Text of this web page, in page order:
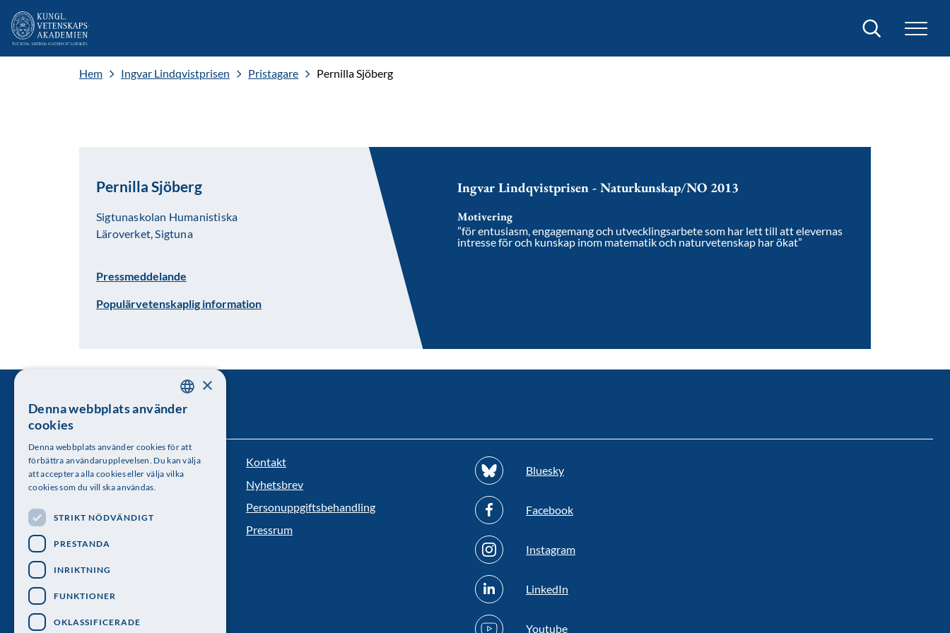
Sök
Hem Ingvar Lindqvistprisen Pristagare Pernilla Sjöberg
Pernilla Sjöberg
Sigtunaskolan Humanistiska
Läroverket, Sigtuna
Ingvar Lindqvistprisen - Naturkunskap/NO 2013
Motivering
”för entusiasm, engagemang och utvecklingsarbete som har lett till att elevernas
intresse för och kunskap inom matematik och naturvetenskap har ökat”
Pressmeddelande
Populärvetenskaplig information
Kungl. Vetenskapsakademien
Besöksadress: Lilla Frescativägen 4A
Telefon: 08-673 95 00
Kontakt
Nyhetsbrev
Personuppgiftsbehandling
Pressrum
Bluesky
Facebook
Instagram
LinkedIn
Youtube
SWEDISH
×
Denna webbplats använder
cookies
Denna webbplats använder cookies för att
förbättra användarupplevelsen. Du kan välja
att acceptera alla cookies eller välja vilka
cookies som du vill ska användas.
STRIKT NÖDVÄNDIGT
PRESTANDA
INRIKTNING
FUNKTIONER
OKLASSIFICERADE